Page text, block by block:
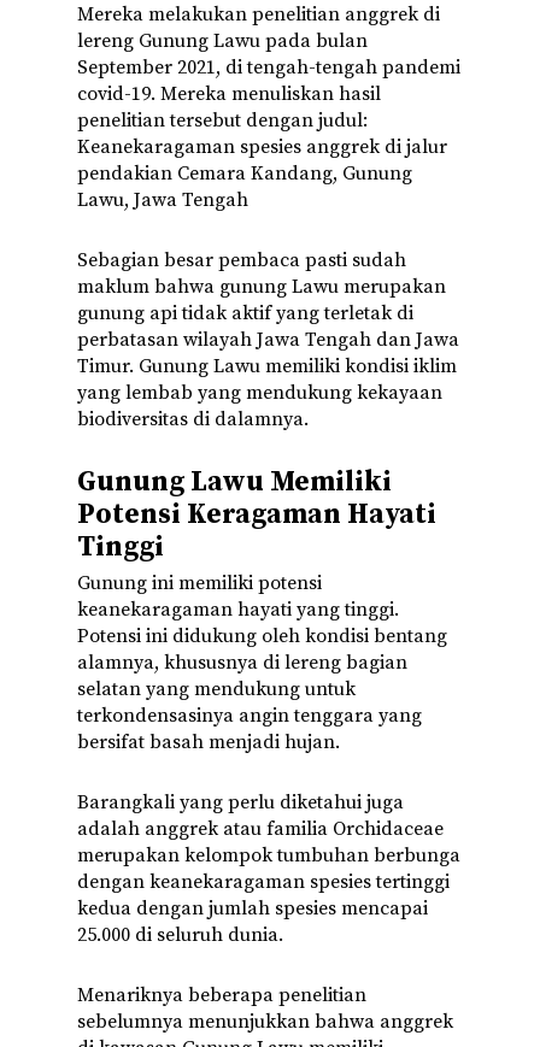
Mereka melakukan penelitian anggrek di
lereng Gunung Lawu pada bulan
September 2021, di tengah-tengah pandemi
covid-19. Mereka menuliskan hasil
penelitian tersebut dengan judul:
Keanekaragaman spesies anggrek di jalur
pendakian Cemara Kandang, Gunung
Lawu, Jawa Tengah
Sebagian besar pembaca pasti sudah
maklum bahwa gunung Lawu merupakan
gunung api tidak aktif yang terletak di
perbatasan wilayah Jawa Tengah dan Jawa
Timur. Gunung Lawu memiliki kondisi iklim
yang lembab yang mendukung kekayaan
biodiversitas di dalamnya.
Gunung Lawu Memiliki
Potensi Keragaman Hayati
Tinggi
Gunung ini memiliki potensi
keanekaragaman hayati yang tinggi.
Potensi ini didukung oleh kondisi bentang
alamnya, khususnya di lereng bagian
selatan yang mendukung untuk
terkondensasinya angin tenggara yang
bersifat basah menjadi hujan.
Barangkali yang perlu diketahui juga
adalah anggrek atau familia Orchidaceae
merupakan kelompok tumbuhan berbunga
dengan keanekaragaman spesies tertinggi
kedua dengan jumlah spesies mencapai
25.000 di seluruh dunia.
Menariknya beberapa penelitian
sebelumnya menunjukkan bahwa anggrek